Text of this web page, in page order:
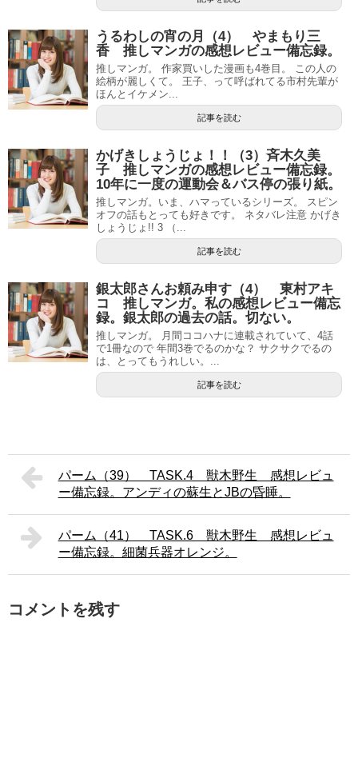
うるわしの宵の月（4） やまもり三
香 推しマンガの感想レビュー備忘録。
推しマンガ。 作家買いした漫画も4巻目。 この人の
絵柄が麗しくて。 王子、って呼ばれてる市村先輩が
ほんとイケメン...
記事を読む
かげきしょうじょ！！（3）斉木久美
子 推しマンガの感想レビュー備忘録。
10年に一度の運動会＆バス停の張り紙。
推しマンガ。いま、ハマっているシリーズ。 スピン
オフの話もとっても好きです。 ネタバレ注意 かげき
しょうじょ!! 3 （...
記事を読む
銀太郎さんお頼み申す（4） 東村アキ
コ 推しマンガ。私の感想レビュー備忘
録。銀太郎の過去の話。切ない。
推しマンガ。 月間ココハナに連載されていて、4話
で1冊なので 年間3巻でるのかな？ サクサクでるの
は、とってもうれしい。...
記事を読む
パーム（39） TASK.4 獣木野生 感想レビュ
ー備忘録。アンディの蘇生とJBの昏睡。
パーム（41） TASK.6 獣木野生 感想レビュ
ー備忘録。細菌兵器オレンジ。
コメントを残す